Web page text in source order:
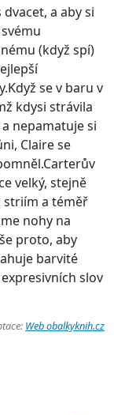
a aby si
(když spí)
se v baru v
kdysi strávila
nepamatuje si
Claire se
velký, stejně
striím a téměř
nohy na
proto, aby
barvité
slov
Web obalkyknih.cz